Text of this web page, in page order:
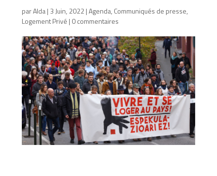
parAlda| 3 Juin, 2022|Agenda, Communiqués de presse,
Logement Privé | 0 commentaires